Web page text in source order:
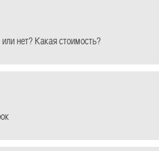
нет? Какая стоимость?